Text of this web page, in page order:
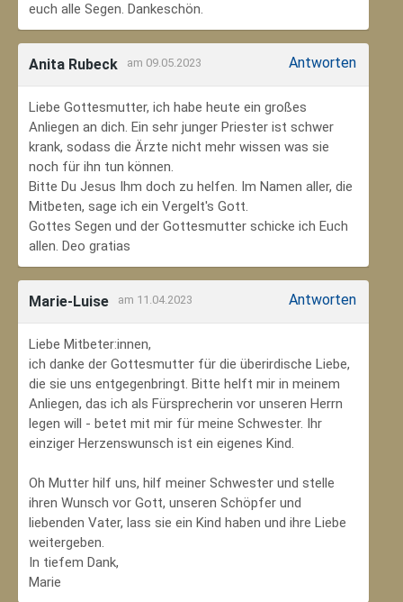
euch alle Segen. Dankeschön.
Anita Rubeck am 09.05.2023 Antworten
Liebe Gottesmutter, ich habe heute ein großes
Anliegen an dich. Ein sehr junger Priester ist schwer
krank, sodass die Ärzte nicht mehr wissen was sie
noch für ihn tun können.
Bitte Du Jesus Ihm doch zu helfen. Im Namen aller, die
Mitbeten, sage ich ein Vergelt's Gott.
Gottes Segen und der Gottesmutter schicke ich Euch
allen. Deo gratias
Marie-Luise am 11.04.2023 Antworten
Liebe Mitbeter:innen,
ich danke der Gottesmutter für die überirdische Liebe,
die sie uns entgegenbringt. Bitte helft mir in meinem
Anliegen, das ich als Fürsprecherin vor unseren Herrn
legen will - betet mit mir für meine Schwester. Ihr
einziger Herzenswunsch ist ein eigenes Kind.
Oh Mutter hilf uns, hilf meiner Schwester und stelle
ihren Wunsch vor Gott, unseren Schöpfer und
liebenden Vater, lass sie ein Kind haben und ihre Liebe
weitergeben.
In tiefem Dank,
Marie